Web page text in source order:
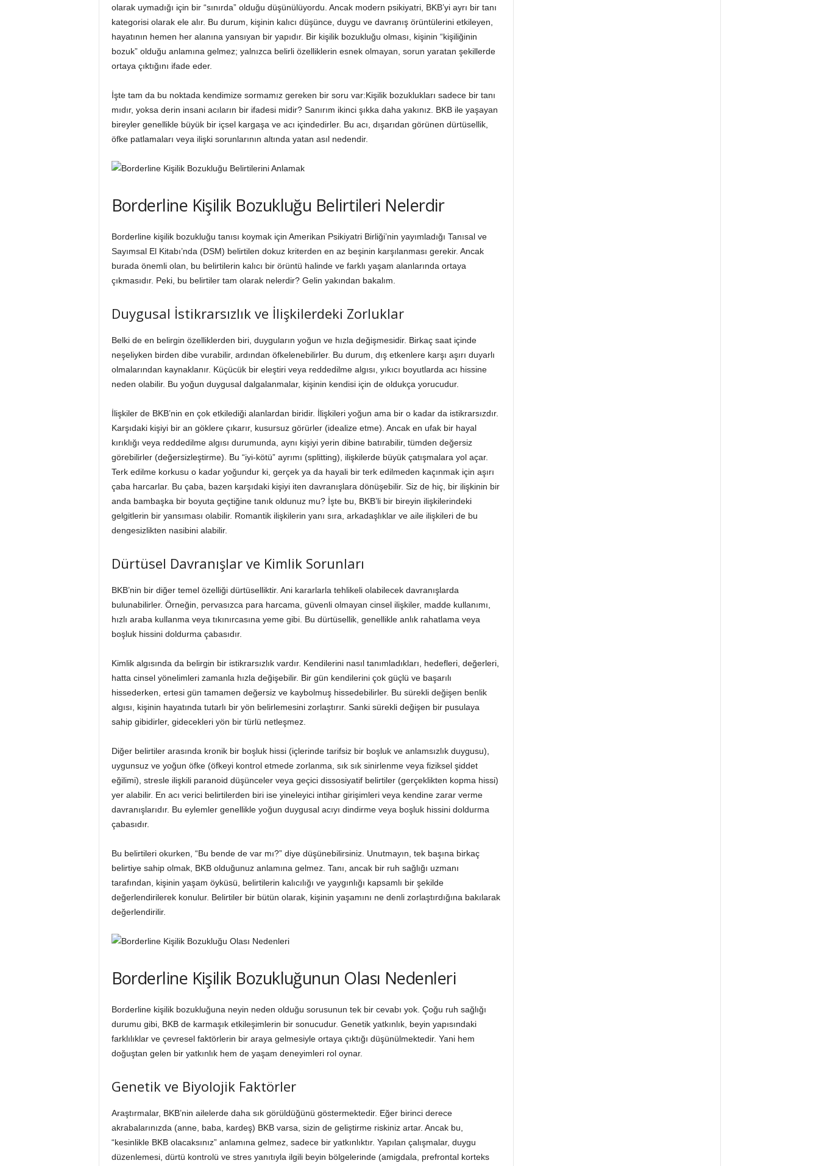
olarak uymadığı için bir “sınırda” olduğu düşünülüyordu. Ancak modern psikiyatri, BKB’yi ayrı bir tanı
kategorisi olarak ele alır. Bu durum, kişinin kalıcı düşünce, duygu ve davranış örüntülerini etkileyen,
hayatının hemen her alanına yansıyan bir yapıdır. Bir kişilik bozukluğu olması, kişinin “kişiliğinin
bozuk” olduğu anlamına gelmez; yalnızca belirli özelliklerin esnek olmayan, sorun yaratan şekillerde
ortaya çıktığını ifade eder.
İşte tam da bu noktada kendimize sormamız gereken bir soru var:Kişilik bozuklukları sadece bir tanı
mıdır, yoksa derin insani acıların bir ifadesi midir? Sanırım ikinci şıkka daha yakınız. BKB ile yaşayan
bireyler genellikle büyük bir içsel kargaşa ve acı içindedirler. Bu acı, dışarıdan görünen dürtüsellik,
öfke patlamaları veya ilişki sorunlarının altında yatan asıl nedendir.
Borderline Kişilik Bozukluğu Belirtileri Nelerdir
Borderline kişilik bozukluğu tanısı koymak için Amerikan Psikiyatri Birliği’nin yayımladığı Tanısal ve
Sayımsal El Kitabı’nda (DSM) belirtilen dokuz kriterden en az beşinin karşılanması gerekir. Ancak
burada önemli olan, bu belirtilerin kalıcı bir örüntü halinde ve farklı yaşam alanlarında ortaya
çıkmasıdır. Peki, bu belirtiler tam olarak nelerdir? Gelin yakından bakalım.
Duygusal İstikrarsızlık ve İlişkilerdeki Zorluklar
Belki de en belirgin özelliklerden biri, duyguların yoğun ve hızla değişmesidir. Birkaç saat içinde
neşeliyken birden dibe vurabilir, ardından öfkelenebilirler. Bu durum, dış etkenlere karşı aşırı duyarlı
olmalarından kaynaklanır. Küçücük bir eleştiri veya reddedilme algısı, yıkıcı boyutlarda acı hissine
neden olabilir. Bu yoğun duygusal dalgalanmalar, kişinin kendisi için de oldukça yorucudur.
İlişkiler de BKB’nin en çok etkilediği alanlardan biridir. İlişkileri yoğun ama bir o kadar da istikrarsızdır.
Karşıdaki kişiyi bir an göklere çıkarır, kusursuz görürler (idealize etme). Ancak en ufak bir hayal
kırıklığı veya reddedilme algısı durumunda, aynı kişiyi yerin dibine batırabilir, tümden değersiz
görebilirler (değersizleştirme). Bu “iyi-kötü” ayrımı (splitting), ilişkilerde büyük çatışmalara yol açar.
Terk edilme korkusu o kadar yoğundur ki, gerçek ya da hayali bir terk edilmeden kaçınmak için aşırı
çaba harcarlar. Bu çaba, bazen karşıdaki kişiyi iten davranışlara dönüşebilir. Siz de hiç, bir ilişkinin bir
anda bambaşka bir boyuta geçtiğine tanık oldunuz mu? İşte bu, BKB’li bir bireyin ilişkilerindeki
gelgitlerin bir yansıması olabilir. Romantik ilişkilerin yanı sıra, arkadaşlıklar ve aile ilişkileri de bu
dengesizlikten nasibini alabilir.
Dürtüsel Davranışlar ve Kimlik Sorunları
BKB’nin bir diğer temel özelliği dürtüselliktir. Ani kararlarla tehlikeli olabilecek davranışlarda
bulunabilirler. Örneğin, pervasızca para harcama, güvenli olmayan cinsel ilişkiler, madde kullanımı,
hızlı araba kullanma veya tıkınırcasına yeme gibi. Bu dürtüsellik, genellikle anlık rahatlama veya
boşluk hissini doldurma çabasıdır.
Kimlik algısında da belirgin bir istikrarsızlık vardır. Kendilerini nasıl tanımladıkları, hedefleri, değerleri,
hatta cinsel yönelimleri zamanla hızla değişebilir. Bir gün kendilerini çok güçlü ve başarılı
hissederken, ertesi gün tamamen değersiz ve kaybolmuş hissedebilirler. Bu sürekli değişen benlik
algısı, kişinin hayatında tutarlı bir yön belirlemesini zorlaştırır. Sanki sürekli değişen bir pusulaya
sahip gibidirler, gidecekleri yön bir türlü netleşmez.
Diğer belirtiler arasında kronik bir boşluk hissi (içlerinde tarifsiz bir boşluk ve anlamsızlık duygusu),
uygunsuz ve yoğun öfke (öfkeyi kontrol etmede zorlanma, sık sık sinirlenme veya fiziksel şiddet
eğilimi), stresle ilişkili paranoid düşünceler veya geçici dissosiyatif belirtiler (gerçeklikten kopma hissi)
yer alabilir. En acı verici belirtilerden biri ise yineleyici intihar girişimleri veya kendine zarar verme
davranışlarıdır. Bu eylemler genellikle yoğun duygusal acıyı dindirme veya boşluk hissini doldurma
çabasıdır.
Bu belirtileri okurken, “Bu bende de var mı?” diye düşünebilirsiniz. Unutmayın, tek başına birkaç
belirtiye sahip olmak, BKB olduğunuz anlamına gelmez. Tanı, ancak bir ruh sağlığı uzmanı
tarafından, kişinin yaşam öyküsü, belirtilerin kalıcılığı ve yaygınlığı kapsamlı bir şekilde
değerlendirilerek konulur. Belirtiler bir bütün olarak, kişinin yaşamını ne denli zorlaştırdığına bakılarak
değerlendirilir.
Borderline Kişilik Bozukluğunun Olası Nedenleri
Borderline kişilik bozukluğuna neyin neden olduğu sorusunun tek bir cevabı yok. Çoğu ruh sağlığı
durumu gibi, BKB de karmaşık etkileşimlerin bir sonucudur. Genetik yatkınlık, beyin yapısındaki
farklılıklar ve çevresel faktörlerin bir araya gelmesiyle ortaya çıktığı düşünülmektedir. Yani hem
doğuştan gelen bir yatkınlık hem de yaşam deneyimleri rol oynar.
Genetik ve Biyolojik Faktörler
Araştırmalar, BKB’nin ailelerde daha sık görüldüğünü göstermektedir. Eğer birinci derece
akrabalarınızda (anne, baba, kardeş) BKB varsa, sizin de geliştirme riskiniz artar. Ancak bu,
“kesinlikle BKB olacaksınız” anlamına gelmez, sadece bir yatkınlıktır. Yapılan çalışmalar, duygu
düzenlemesi, dürtü kontrolü ve stres yanıtıyla ilgili beyin bölgelerinde (amigdala, prefrontal korteks